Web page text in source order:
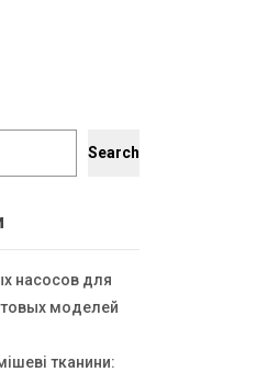
Search
насосов для
моделей
тканини: